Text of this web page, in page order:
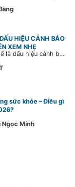
HIỆU CẢNH BÁO
XEM NHẸ
Nướu răng sưng to có thể là dấu hiệu cảnh báo bệnh lý răng miệng. Cùng Bác sĩ CarePlus tìm hiểu nguyên nhân, triệu chứng và thời điểm cần đi khám bác sĩ trong bài viết dưới đây.
sức khỏe – Điều gì
Ngọc Minh